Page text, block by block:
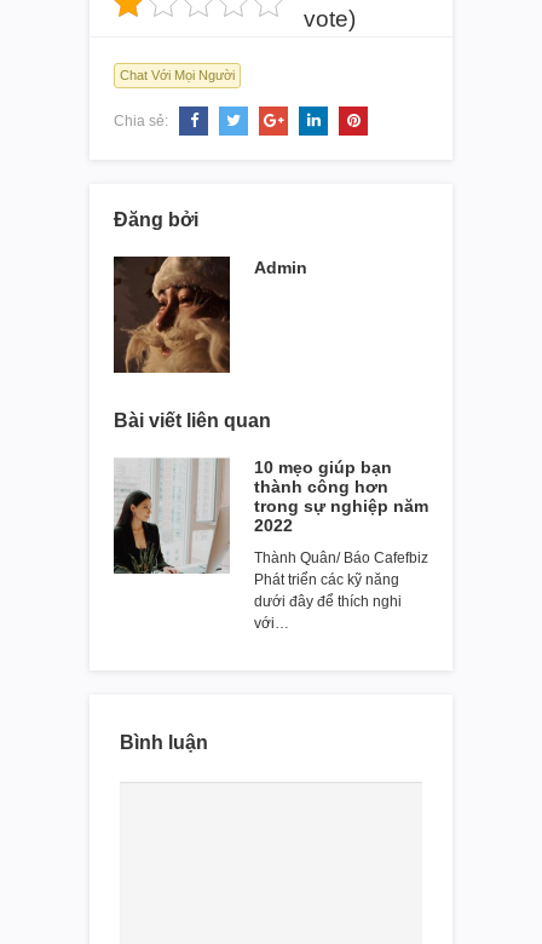
vote)
Chat Với Mọi Người
Chia sẻ:
Đăng bởi
Admin
Bài viết liên quan
10 mẹo giúp bạn
thành công hơn
trong sự nghiệp năm
2022
Thành Quân/ Báo Cafefbiz
Phát triển các kỹ năng
dưới đây để thích nghi
với…
Bình luận